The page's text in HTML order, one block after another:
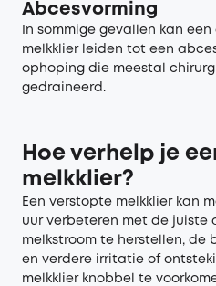
Abcesvorming
In sommige gevallen kan
melkklier leiden tot een
ophoping die meestal
gedraineerd.
Hoe verhelp je
melkklier?
Een verstopte melkklier kan
uur verbeteren met de juiste
melkstroom te herstellen, de
en verdere irritatie of
melkklier knobbel te